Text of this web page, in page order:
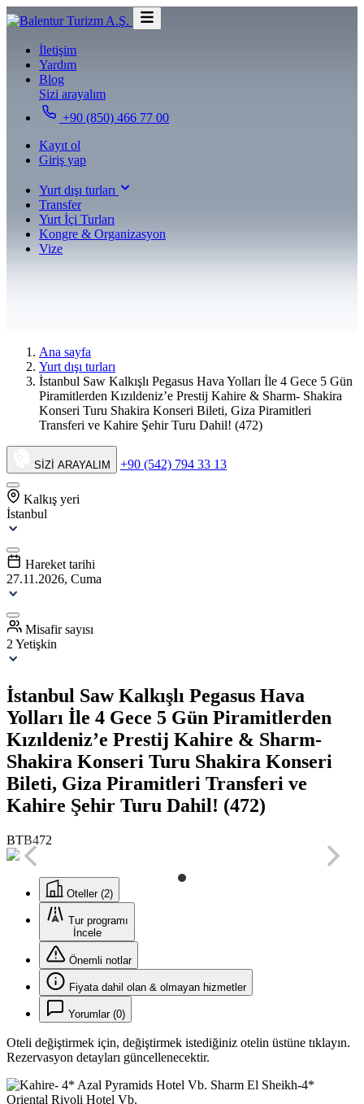
İletişim
Yardım
Blog
Sizi arayalım
+90 (850) 466 77 00
Kayıt ol
Giriş yap
Yurt dışı turları
Transfer
Yurt İçi Turları
Kongre & Organizasyon
Vize
Ana sayfa
Yurt dışı turları
İstanbul Saw Kalkışlı Pegasus Hava Yolları İle 4 Gece 5 Gün
Piramitlerden Kızıldeniz’e Prestij Kahire & Sharm- Shakira
Konseri Turu Shakira Konseri Bileti, Giza Piramitleri
Transferi ve Kahire Şehir Turu Dahil! (472)
SİZİ ARAYALIM +90 (542) 794 33 13
Kalkış yeri
İstanbul
Hareket tarihi
27.11.2026, Cuma
Misafir sayısı
2 Yetişkin
İstanbul Saw Kalkışlı Pegasus Hava
Yolları İle 4 Gece 5 Gün Piramitlerden
Kızıldeniz’e Prestij Kahire & Sharm-
Shakira Konseri Turu Shakira Konseri
Bileti, Giza Piramitleri Transferi ve
Kahire Şehir Turu Dahil! (472)
BTB472
Oteller (2)
Tur programı
İncele
Önemli notlar
Fiyata dahil olan & olmayan hizmetler
Yorumlar (0)
Oteli değiştirmek için, değiştirmek istediğiniz otelin üstüne tıklayın.
Rezervasyon detayları güncellenecektir.